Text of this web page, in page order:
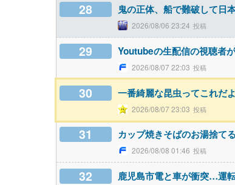
28 鬼の正体、船で難破して日
2026/08/06 23:24
29 Youtubeの生配信の視聴者
2026/08/07 22:03
30 一番綺麗な昆虫ってこれだ
2026/08/07 23:03
31 カップ焼きそばのお湯捨て
2026/08/08 01:46
32 鹿児島市電と車が衝突…運